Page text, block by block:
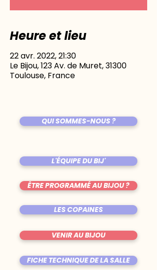
Heure et lieu
22 avr. 2022, 21:30
Le Bijou, 123 Av. de Muret, 31300
Toulouse, France
QUI SOMMES-NOUS ?
L'ÉQUIPE DU BIJ'
ÊTRE PROGRAMMÉ AU BIJOU ?
LES COPAINES
VENIR AU BIJOU
FICHE TECHNIQUE DE LA SALLE